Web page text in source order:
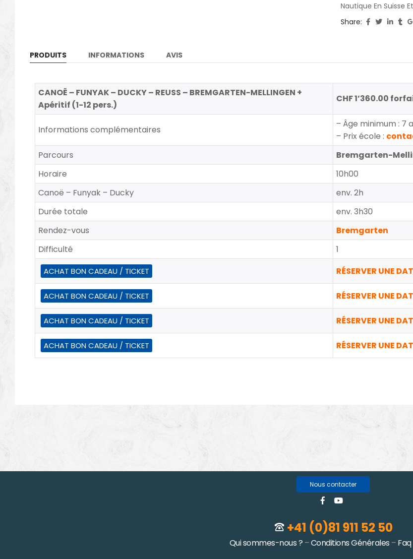
Nautique En Suisse
Share:
PRODUITS INFORMATIONS AVIS
CANOË – FUNYAK – DUCKY – REUSS – BREMGARTEN-MELLINGEN +
Apéritif (1-12 pers.)
CHF 1’360.00
Informations complémentaires
– Âge minimum : 7
– Prix école :
Parcours
Bremgarten-
Horaire
10h00
Canoë – Funyak – Ducky
env. 2h
Durée totale
env. 3h30
Rendez-vous
Bremgarten
Difficulté
1
ACHAT BON CADEAU / TICKET RÉSERVER UNE
ACHAT BON CADEAU / TICKET RÉSERVER UNE
ACHAT BON CADEAU / TICKET RÉSERVER UNE
ACHAT BON CADEAU / TICKET RÉSERVER UNE
Nous contacter
+41 (0)81 911 52 50
Qui sommes-nous ? –Conditions Générales – Faq